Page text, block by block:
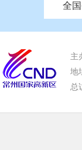
[
全
北京
市发改
市
主
地
总